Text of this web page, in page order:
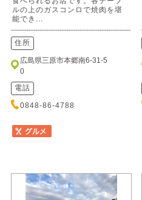
ルの上のガスコンロで焼肉を堪
能でき...
住所
広島県三原市本郷南6-31-5
0
電話
0848-86-4788